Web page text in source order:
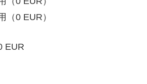
0 EUR）
EUR